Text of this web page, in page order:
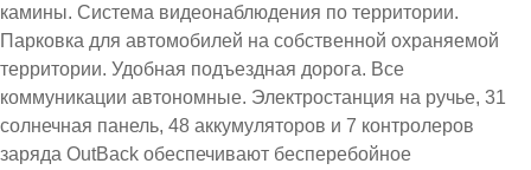
камины. Система видеонаблюдения по территории.
Парковка для автомобилей на собственной охраняемой
территории. Удобная подъездная дорога. Все
коммуникации автономные. Электростанция на ручье, 31
солнечная панель, 48 аккумуляторов и 7 контролеров
заряда OutBack обеспечивают бесперебойное